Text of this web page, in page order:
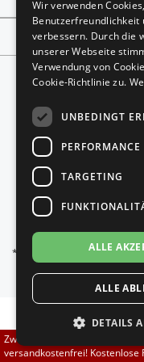
Brautschuhe
Sneaker
Übergrößen 43-44
Flexerinas
Merlet
Nueva Epoca
RayRose
Rummos
Rumpf
SoDanca
TopTanz
anzeigen:
*Gilt für Lieferungen nach
Informationen zur
Zwischen 70,00 EUR und
versandkostenfrei! Kostenlose
Wir verwenden
Benutzerfreundlichkeit
verbessern. Durch die
unserer Webseite
Verwendung von
Cookie-Richtlinie zu.
UNBEDINGT
PERFORMANCE
TARGETING
ALLE
ALLE
DETAILS